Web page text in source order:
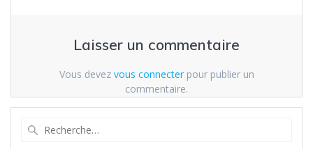
Laisser un commentaire
Vous devez vous connecterpour publier un
commentaire.